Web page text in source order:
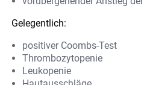
Gelegentlich:
positiver Coombs-Test
Thrombozytopenie
Leukopenie